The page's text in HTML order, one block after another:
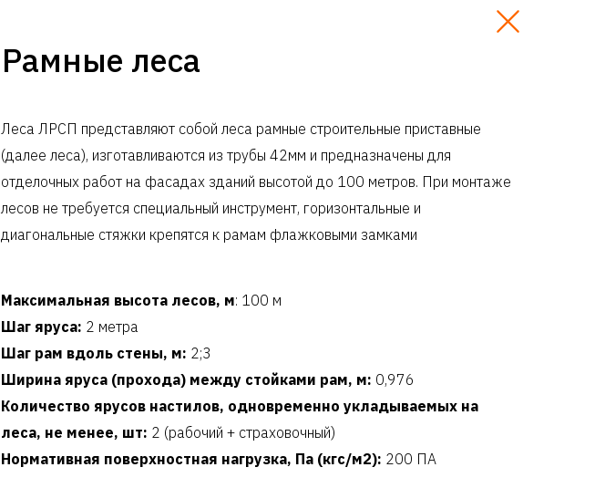
Рамные леса
Леса ЛРСП представляют собой леса рамные строительные приставные
(далее леса), изготавливаются из трубы 42мм и предназначены для
отделочных работ на фасадах зданий высотой до 100 метров. При монтаже
лесов не требуется специальный инструмент, горизонтальные и
диагональные стяжки крепятся к рамам флажковыми замками
Максимальная высота лесов, м: 100 м
Шаг яруса: 2 метра
Шаг рам вдоль стены, м: 2;3
Ширина яруса (прохода) между стойками рам, м: 0,976
Количество ярусов настилов, одновременно укладываемых на
леса, не менее, шт: 2 (рабочий + страховочный)
Нормативная поверхностная нагрузка, Па (кгс/м2): 200 ПА